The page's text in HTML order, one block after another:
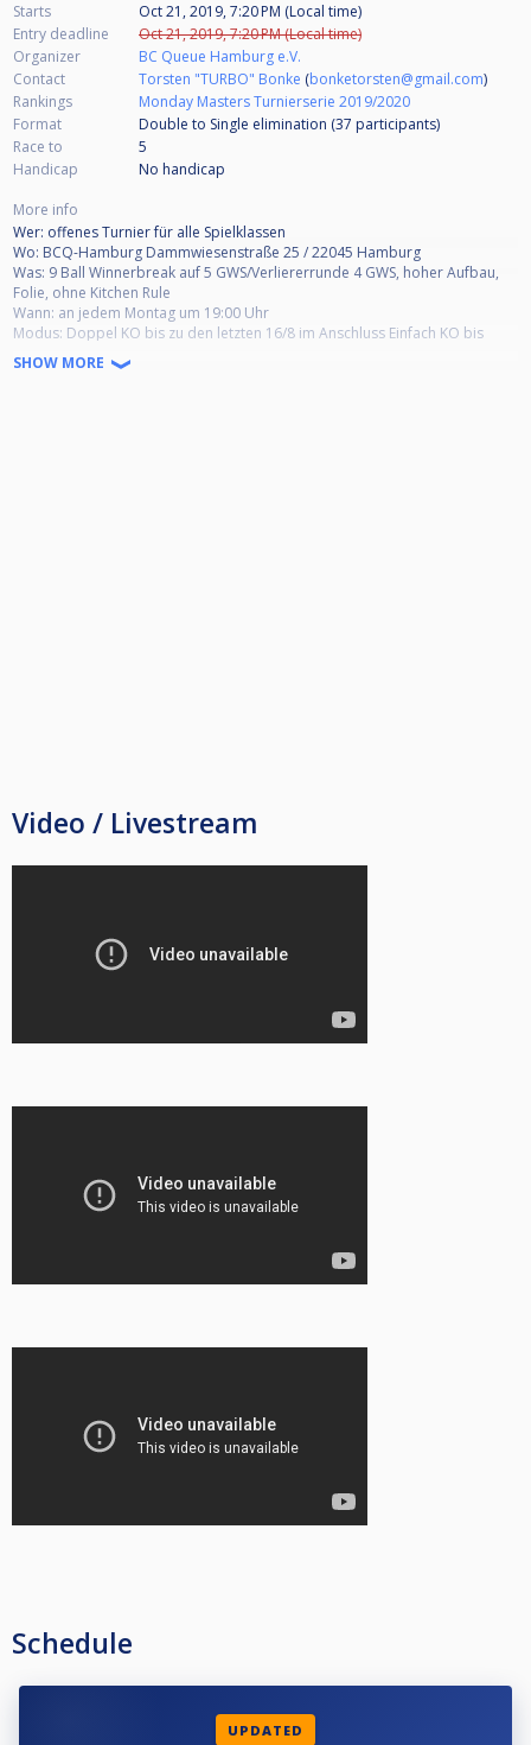
Starts
Oct 21, 2019, 7:20 PM (Local time)
Entry deadline
Oct 21, 2019, 7:20 PM (Local time)
Organizer
BC Queue Hamburg e.V.
Contact
Torsten "TURBO" Bonke (bonketorsten@gmail.com)
Rankings
Monday Masters Turnierserie 2019/2020
Format
Double to Single elimination (37 participants)
Race to
5
Handicap
No handicap
More info
Wer: offenes Turnier für alle Spielklassen
Wo: BCQ-Hamburg Dammwiesenstraße 25 / 22045 Hamburg
Was: 9 Ball Winnerbreak auf 5 GWS/Verliererrunde 4 GWS, hoher Aufbau,
Folie, ohne Kitchen Rule
Wann: an jedem Montag um 19:00 Uhr
Modus: Doppel KO bis zu den letzten 16/8 im Anschluss Einfach KO bis
Finale.
SHOW MORE
Video / Livestream
Schedule
UPDATED